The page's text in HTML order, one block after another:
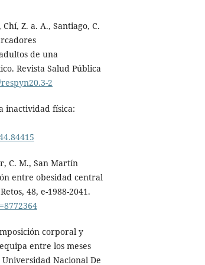
Chí, Z. a. A., Santiago, C.
de una
Revista Salud Pública
2
inactividad física:
C. M., San Martín
entre obesidad central
48, e-1988-2041.
corporal y
entre los meses
Nacional De